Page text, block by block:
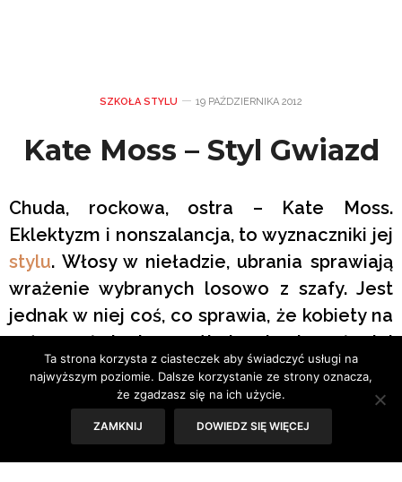
SZKOŁA STYLU 19 PAŹDZIERNIKA 2012
Kate Moss – Styl Gwiazd
Chuda, rockowa, ostra – Kate Moss.
Eklektyzm i nonszalancja, to wyznaczniki jej
stylu. Włosy w nieładzie, ubrania sprawiają
wrażenie wybranych losowo z szafy. Jest
jednak w niej coś, co sprawia, że kobiety na
całym świecie próbują kopiować jej
unikatowystyl.
[galleryview id=204]
fot. EastNews
Ta strona korzysta z ciasteczek aby świadczyć usługi na
najwyższym poziomie. Dalsze korzystanie ze strony oznacza,
że zgadzasz się na ich użycie.
ZAMKNIJ DOWIEDZ SIĘ WIĘCEJ